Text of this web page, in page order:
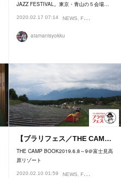
JAZZ FESTIVAL。東京・青山の５会場…
2020.02.17 07:14 NEWS FESTIVAL
atamanisyokku
FEATURE
【ブラリフェス／THE CAM…
THE CAMP BOOK2019.6.8～9＠富士見高
原リゾート
2020.02.10 01:59 NEWS FESTIVAL